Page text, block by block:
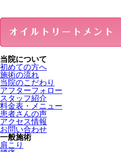
当院について
初めての方へ
施術の流れ
当院のこだわり
アフターフォロー
スタッフ紹介
料金表・メニュー
患者さんの声
アクセス情報
お問い合わせ
一般施術
肩こり